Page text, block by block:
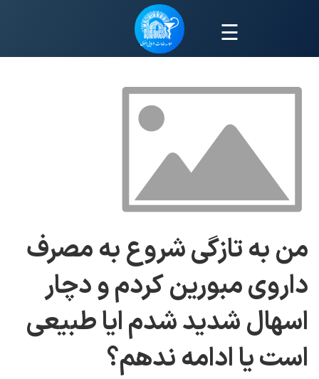
☰
من به تازگی شروع به مصرف
داروی مبورین کردم و دچار
اسهال شدید شدم ایا طبیعی
است یا ادامه ندهم؟